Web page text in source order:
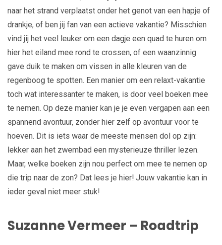
naar het strand verplaatst onder het genot van een hapje of
drankje, of ben jij fan van een actieve vakantie? Misschien
vind jij het veel leuker om een dagje een quad te huren om
hier het eiland mee rond te crossen, of een waanzinnig
gave duik te maken om vissen in alle kleuren van de
regenboog te spotten. Een manier om een relaxt-vakantie
toch wat interessanter te maken, is door veel boeken mee
te nemen. Op deze manier kan je je even vergapen aan een
spannend avontuur, zonder hier zelf op avontuur voor te
hoeven. Dit is iets waar de meeste mensen dol op zijn:
lekker aan het zwembad een mysterieuze thriller lezen.
Maar, welke boeken zijn nou perfect om mee te nemen op
die trip naar de zon? Dat lees je hier! Jouw vakantie kan in
ieder geval niet meer stuk!
Suzanne Vermeer – Roadtrip